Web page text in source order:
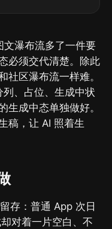
文瀑布流多了一件要
必须交代清楚。除此
社区瀑布流一样难。
、占位、生成中状
生成中态单独做好。
稿，让 AI 照着生
存：普通 App 次日
对着一片空白、不